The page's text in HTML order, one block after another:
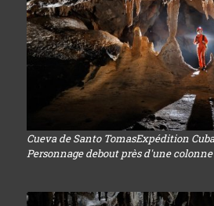
Cueva de Santo TomasExpédition
Personnage debout près d'une colonne